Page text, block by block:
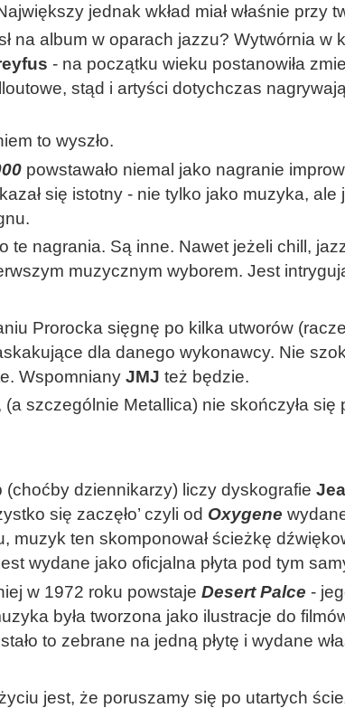
jednak wkład miał właśnie przy
na album w oparach jazzu? Wytwórnia w
- na początku wieku postanowiła
stąd i artyści dotychczas
to wyszło.
powstawało niemal jako nagranie
się istotny - nie tylko jako muzyka,
te nagrania. Są inne. Nawet jeżeli chill,
muzycznym wyborem. Jest
Prorocka sięgnę po kilka utworów
dla danego wykonawcy. Nie
Wspomniany JMJ też będzie.
(a szczególnie Metallica) nie skończyła się
(choćby dziennikarzy) liczy dyskografie
się zaczęło’ czyli od Oxygene
muzyk ten skomponował ścieżkę
wydane jako oficjalna płyta pod tym
w 1972 roku powstaje Desert Palce -
była tworzona jako ilustracje do
to zebrane na jedną płytę i wydane
jest, że poruszamy się po utartych